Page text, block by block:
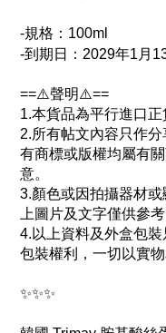
-規格：100ml
-到期日：2029年1月
==⚠️聲明⚠️==
1.本貨品為平行進口正
2.所有帖文內容只作
有商標或版權均屬有
意。
3.顏色或因拍攝器材
上圖片及文字僅供參
4.以上資料及外盒包
包裝權利，一切以實物
✨✨✨